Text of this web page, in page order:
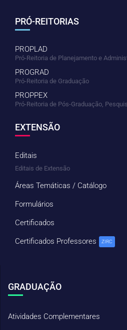
PRÓ-REITORIAS
PROPLAD
Pró-Reitoria de Planejamento e
PROGRAD
Pró-Reitoria de Graduação
PROPPEX
Pró-Reitoria de Pós-Graduação,
EXTENSÃO
Editais
Editais de Extensão
Áreas Temáticas / Catálogo
Formulários
Certificados
Certificados Professores ZIRC
GRADUAÇÃO
Atividades Complementares